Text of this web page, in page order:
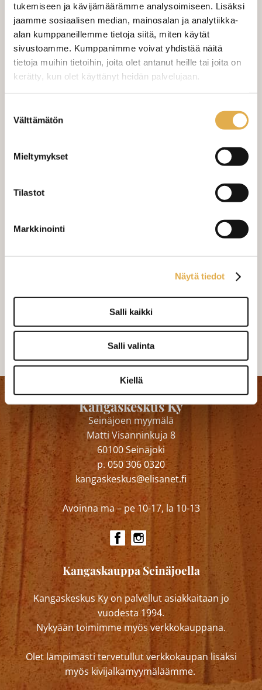
tukemiseen ja kävijämäärämme analysoimiseen. Lisäksi
jaamme sosiaalisen median, mainosalan ja analytiikka-
alan kumppaneillemme tietoja siitä, miten käytät
sivustoamme. Kumppanimme voivat yhdistää näitä
tietoja muihin tietoihin, joita olet antanut heille tai joita on
kerätty, kun olet käyttänyt heidän palvelujaan.
valinta
Välttämätön
Mieltymykset
Tilastot
Markkinointi
Näytä tiedot
Salli kaikki
Salli valinta
Kiellä
Tarjous - osta nyt ja säästä 42,16 €
20,00 €
Norm.62,16 €
Valitse mukaan ompelupalvelu
MÄÄRÄ:
Mittausohje-sivulta
yhteyttä kangaskeskus@elisanet.fi
Kangaskeskus Ky
Seinäjoen myymälä
Matti Visanninkuja 8
60100 Seinäjoki
p. 050 306 0320
kangaskeskus@elisanet.fi
Avoinna ma – pe 10-17, la 10-13
Kangaskauppa Seinäjoella
Kangaskeskus Ky on palvellut asiakkaitaan jo
vuodesta 1994.
Nykyään toimimme myös verkkokauppana.
Olet lämpimästi tervetullut verkkokaupan lisäksi
myös kivijalkamyymäläämme.